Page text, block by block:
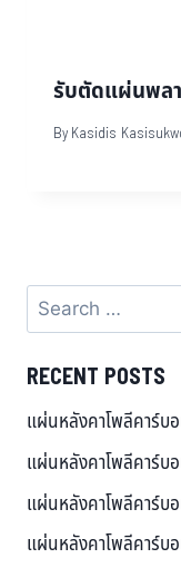
รับตัดแผ่นพล
By Kasidis
RECENT POSTS
แผ่นหลังคาโพลีคาร์บ
แผ่นหลังคาโพลีคาร์บ
แผ่นหลังคาโพลีคาร์บ
แผ่นหลังคาโพลีคาร์บ